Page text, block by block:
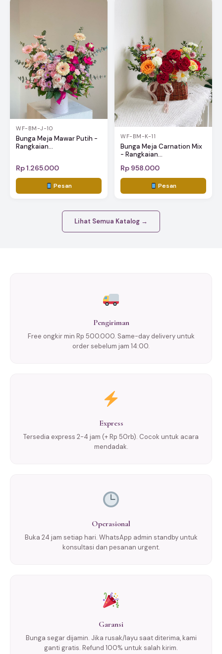
WF-BM-J-10
Bunga Meja Mawar Putih -
Rangkaian...
Rp 1.265.000
Pesan
WF-BM-K-11
Bunga Meja Carnation Mix
- Rangkaian...
Rp 958.000
Pesan
Lihat Semua Katalog →
Pengiriman
Free ongkir min Rp 500.000. Same-day delivery untuk
order sebelum jam 14:00.
Express
Tersedia express 2-4 jam (+ Rp 50rb). Cocok untuk acara
mendadak.
Operasional
Buka 24 jam setiap hari. WhatsApp admin standby untuk
konsultasi dan pesanan urgent.
Garansi
Bunga segar dijamin. Jika rusak/layu saat diterima, kami
ganti gratis. Refund 100% untuk salah kirim.